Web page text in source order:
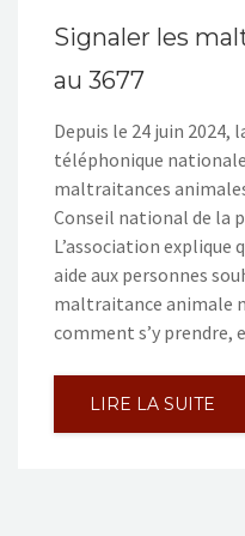
Signaler les
au 3677
Depuis le 24 juin 2024,
téléphonique
maltraitances
Conseil national de la
L’association explique
aide aux personnes
maltraitance animale
comment s’y prendre,
LIRE LA SUITE